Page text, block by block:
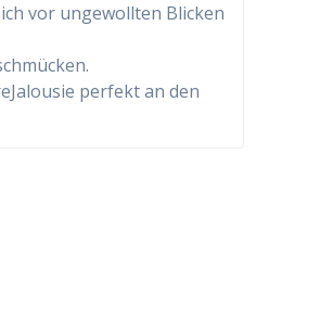
vor ungewollten Blicken
perfekt an den